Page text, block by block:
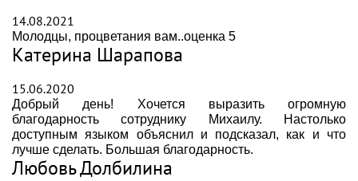
14.08.2021
Молодцы, процветания вам..оценка 5
Катерина Шарапова
15.06.2020
Добрый день! Хочется выразить огромную
благодарность сотруднику Михаилу. Настолько
доступным языком объяснил и подсказал, как и что
лучше сделать. Большая благодарность.
Любовь Долбилина